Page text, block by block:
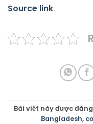
Source link
Bài viết này được
Bangladesh,